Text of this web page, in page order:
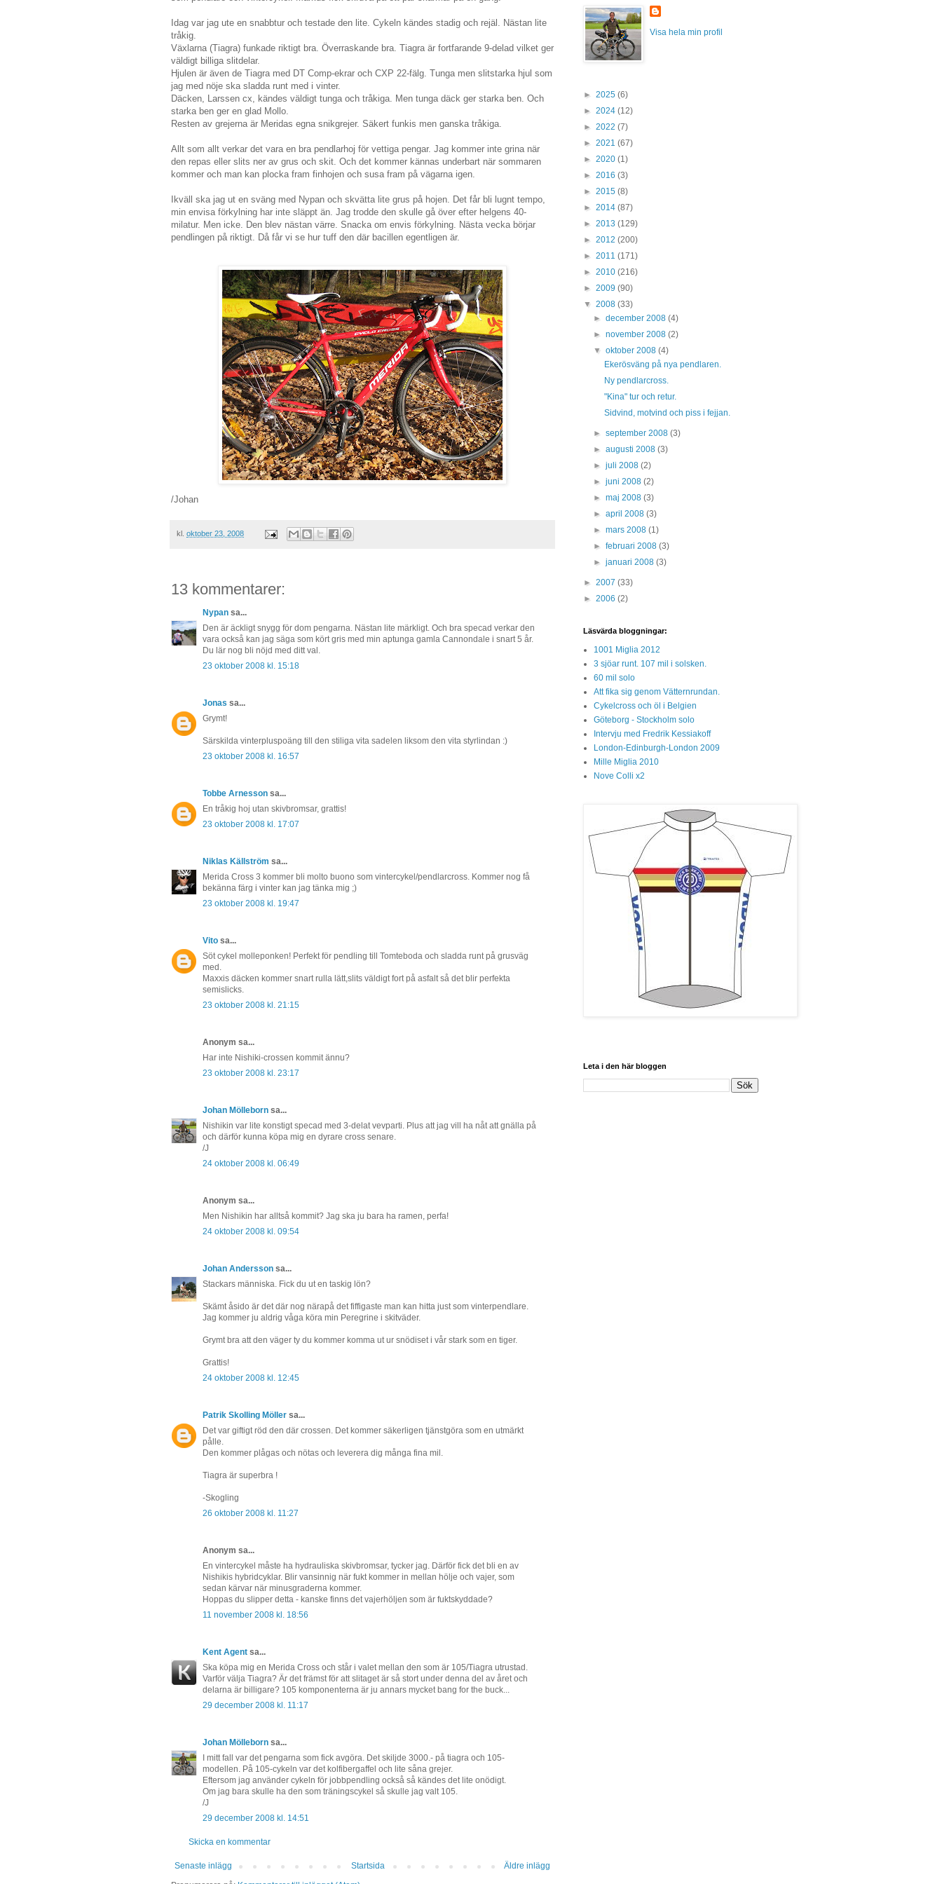
Idag var jag ute en snabbtur och testade den lite. Cykeln kändes stadig och rejäl. Nästan lite
tråkig.
Växlarna (Tiagra) funkade riktigt bra. Överraskande bra. Tiagra är fortfarande 9-delad vilket ger
väldigt billiga slitdelar.
Hjulen är även de Tiagra med DT Comp-ekrar och CXP 22-fälg. Tunga men slitstarka hjul som
jag med nöje ska sladda runt med i vinter.
Däcken, Larssen cx, kändes väldigt tunga och tråkiga. Men tunga däck ger starka ben. Och
starka ben ger en glad Mollo.
Resten av grejerna är Meridas egna snikgrejer. Säkert funkis men ganska tråkiga.
Allt som allt verkar det vara en bra pendlarhoj för vettiga pengar. Jag kommer inte grina när
den repas eller slits ner av grus och skit. Och det kommer kännas underbart när sommaren
kommer och man kan plocka fram finhojen och susa fram på vägarna igen.
Ikväll ska jag ut en sväng med Nypan och skvätta lite grus på hojen. Det får bli lugnt tempo,
min envisa förkylning har inte släppt än. Jag trodde den skulle gå över efter helgens 40-
milatur. Men icke. Den blev nästan värre. Snacka om envis förkylning. Nästa vecka börjar
pendlingen på riktigt. Då får vi se hur tuff den där bacillen egentligen är.
/Johan
kl. oktober 23, 2008
13 kommentarer:
Nypan sa...
Den är äckligt snygg för dom pengarna. Nästan lite märkligt. Och bra specad verkar den
vara också kan jag säga som kört gris med min aptunga gamla Cannondale i snart 5 år.
Du lär nog bli nöjd med ditt val.
23 oktober 2008 kl. 15:18
Jonas sa...
Grymt!
Särskilda vinterpluspoäng till den stiliga vita sadelen liksom den vita styrlindan :)
23 oktober 2008 kl. 16:57
Tobbe Arnesson sa...
En tråkig hoj utan skivbromsar, grattis!
23 oktober 2008 kl. 17:07
Niklas Källström sa...
Merida Cross 3 kommer bli molto buono som vintercykel/pendlarcross. Kommer nog få
bekänna färg i vinter kan jag tänka mig ;)
23 oktober 2008 kl. 19:47
Vito sa...
Söt cykel molleponken! Perfekt för pendling till Tomteboda och sladda runt på grusväg
med.
Maxxis däcken kommer snart rulla lätt,slits väldigt fort på asfalt så det blir perfekta
semislicks.
23 oktober 2008 kl. 21:15
Anonym sa...
Har inte Nishiki-crossen kommit ännu?
23 oktober 2008 kl. 23:17
Johan Mölleborn sa...
Nishikin var lite konstigt specad med 3-delat vevparti. Plus att jag vill ha nåt att gnälla på
och därför kunna köpa mig en dyrare cross senare.
/J
24 oktober 2008 kl. 06:49
Anonym sa...
Men Nishikin har alltså kommit? Jag ska ju bara ha ramen, perfa!
24 oktober 2008 kl. 09:54
Johan Andersson sa...
Stackars människa. Fick du ut en taskig lön?
Skämt åsido är det där nog närapå det fiffigaste man kan hitta just som vinterpendlare.
Jag kommer ju aldrig våga köra min Peregrine i skitväder.
Grymt bra att den väger ty du kommer komma ut ur snödiset i vår stark som en tiger.
Grattis!
24 oktober 2008 kl. 12:45
Patrik Skolling Möller sa...
Det var giftigt röd den där crossen. Det kommer säkerligen tjänstgöra som en utmärkt
pålle.
Den kommer plågas och nötas och leverera dig många fina mil.
Tiagra är superbra !
-Skogling
26 oktober 2008 kl. 11:27
Anonym sa...
En vintercykel måste ha hydrauliska skivbromsar, tycker jag. Därför fick det bli en av
Nishikis hybridcyklar. Blir vansinnig när fukt kommer in mellan hölje och vajer, som
sedan kärvar när minusgraderna kommer.
Hoppas du slipper detta - kanske finns det vajerhöljen som är fuktskyddade?
11 november 2008 kl. 18:56
Kent Agent sa...
Ska köpa mig en Merida Cross och står i valet mellan den som är 105/Tiagra utrustad.
Varför välja Tiagra? Är det främst för att slitaget är så stort under denna del av året och
delarna är billigare? 105 komponenterna är ju annars mycket bang for the buck...
29 december 2008 kl. 11:17
Johan Mölleborn sa...
I mitt fall var det pengarna som fick avgöra. Det skiljde 3000.- på tiagra och 105-
modellen. På 105-cykeln var det kolfibergaffel och lite såna grejer.
Eftersom jag använder cykeln för jobbpendling också så kändes det lite onödigt.
Om jag bara skulle ha den som träningscykel så skulle jag valt 105.
/J
29 december 2008 kl. 14:51
Skicka en kommentar
Senaste inlägg Äldre inlägg
Startsida
Visa hela min profil
► 2025 (6)
► 2024 (12)
► 2022 (7)
► 2021 (67)
► 2020 (1)
► 2016 (3)
► 2015 (8)
► 2014 (87)
► 2013 (129)
► 2012 (200)
► 2011 (171)
► 2010 (216)
► 2009 (90)
▼ 2008 (33)
►december 2008(4)
►november 2008(2)
▼oktober 2008(4)
Ekerösväng på nya pendlaren.
Ny pendlarcross.
"Kina" tur och retur.
Sidvind, motvind och piss i fejjan.
►september 2008(3)
►augusti 2008(3)
►juli 2008(2)
►juni 2008(2)
►maj 2008(3)
►april 2008(3)
►mars 2008(1)
►februari 2008(3)
►januari 2008(3)
► 2007 (33)
► 2006 (2)
Läsvärda bloggningar:
1001 Miglia 2012
3 sjöar runt. 107 mil i solsken.
60 mil solo
Att fika sig genom Vätternrundan.
Cykelcross och öl i Belgien
Göteborg - Stockholm solo
Intervju med Fredrik Kessiakoff
London-Edinburgh-London 2009
Mille Miglia 2010
Nove Colli x2
Leta i den här bloggen